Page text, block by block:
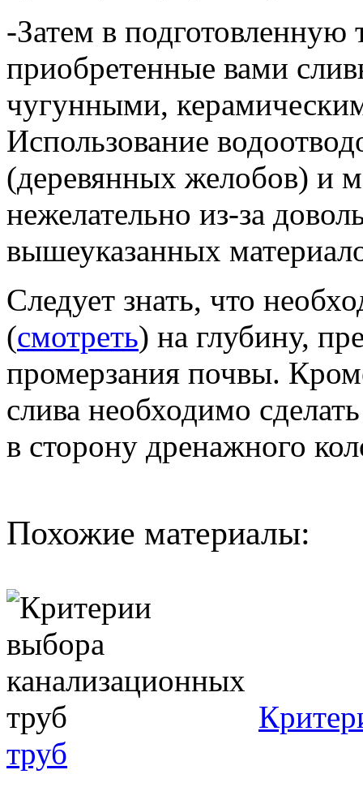
-Затем в
приобретенные вами
чугунными,
Использование
(деревянных желобов) и
нежелательно из-за
вышеуказанных
Следует знать, что
(смотреть) на глубину,
промерзания почвы.
слива необходимо
в сторону дренажного
Похожие материалы:
труб